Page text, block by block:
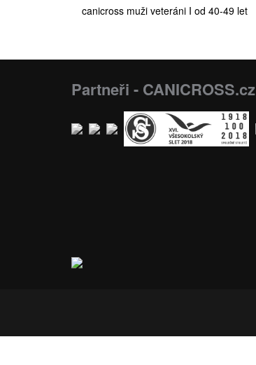
canicross muži veteráni I od 40-49 let
Partneři - CANICROSS.cz